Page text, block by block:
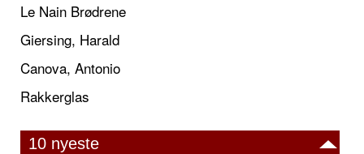
Le Nain Brødrene
Giersing, Harald
Canova, Antonio
Rakkerglas
10 nyeste